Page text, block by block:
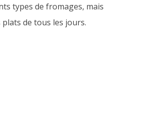
types de fromages, mais
de tous les jours.